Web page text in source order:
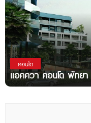
คอนโด
แอคควา คอนโด พัทยา